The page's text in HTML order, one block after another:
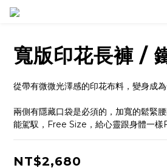
寬版印花長褲 /
從帶有微微光澤感的印花布料，變身成
兩側有隱藏口袋是必須的，加寬的鬆緊
能駕馭，Free Size，給心靈跟身體一樣
NT$2,680